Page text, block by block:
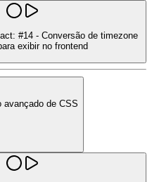
#14 - Conversão de timezone
exibir no frontend
avançado de CSS